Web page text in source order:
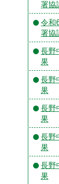
署協
令和
署協
長野
果
長野
果
長野
果
長野
果
長野
果